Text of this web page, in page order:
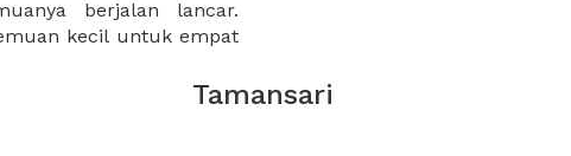
berjalan lancar.
kecil untuk empat
Tamansari